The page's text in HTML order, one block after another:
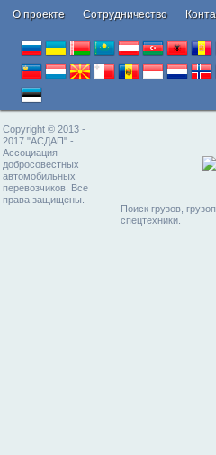
О проекте Cотрудничество
Copyright © 2013 -
2017 "АСДАП" -
Ассоциация
добросовестных
автомобильных
перевозчиков. Все
права защищены.
Поиск грузов,
спецтехники.